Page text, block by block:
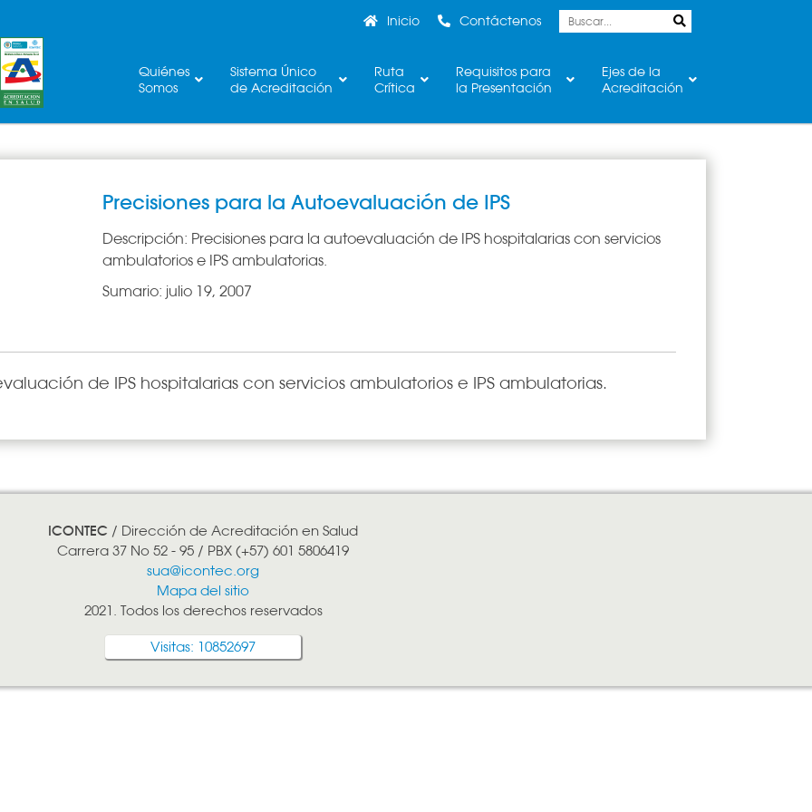
Inicio Contáctenos
Quiénes
Somos
Sistema Único
de Acreditación
Ruta
Crítica
Requisitos para
la Presentación
Ejes de la
Acreditación
Precisiones para la Autoevaluación de IPS
Descripción: Precisiones para la autoevaluación de IPS hospitalarias con servicios
ambulatorios e IPS ambulatorias.
Sumario: julio 19, 2007
de IPS hospitalarias con servicios ambulatorios e IPS ambulatorias.
ICONTEC / Dirección de Acreditación en Salud
Carrera 37 No 52 - 95 / PBX (+57) 601 5806419
sua@icontec.org
Mapa del sitio
2021. Todos los derechos reservados
Visitas: 10852697